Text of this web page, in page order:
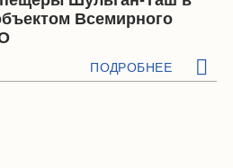
Всемирного
ПОДРОБНЕЕ